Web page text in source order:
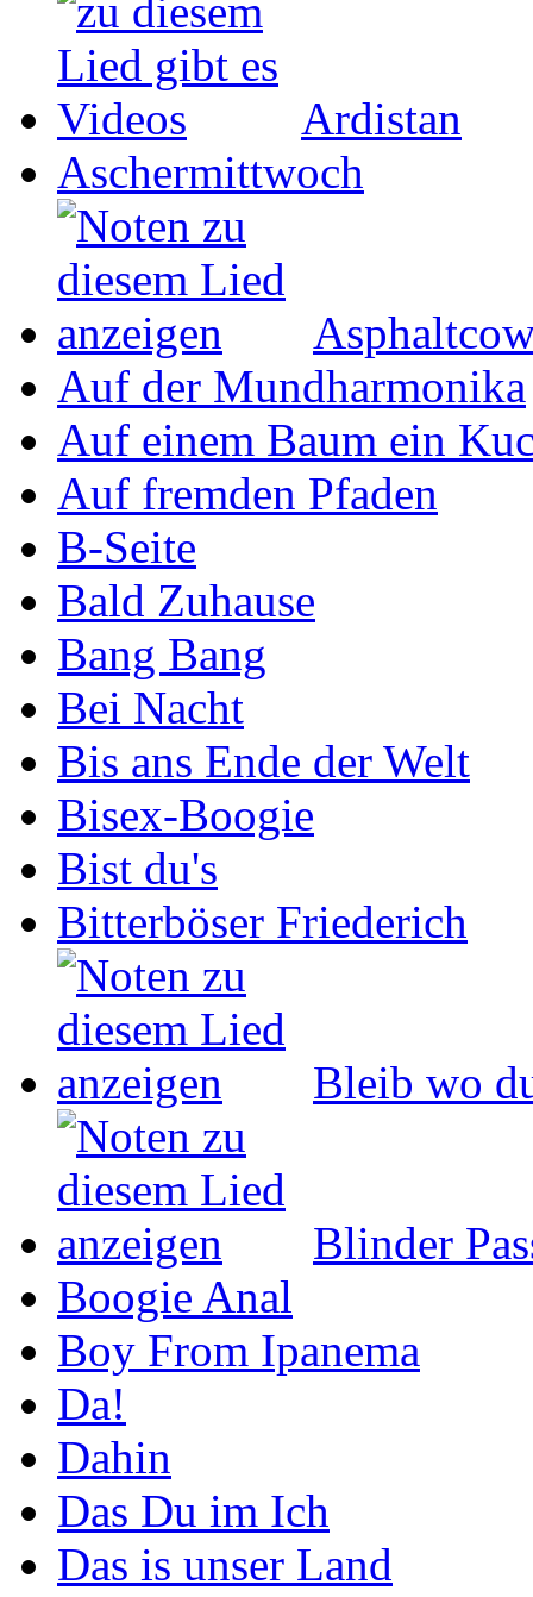
Ardistan
Aschermittwoch
Auf der Mundharmonika
Auf einem Baum ein
Auf fremden Pfaden
B-Seite
Bald Zuhause
Bang Bang
Bei Nacht
Bis ans Ende der Welt
Bisex-Boogie
Bist du's
Bitterböser Friederich
Bleib wo
Blinder
Boogie Anal
Boy From Ipanema
Da!
Dahin
Das Du im Ich
Das is unser Land